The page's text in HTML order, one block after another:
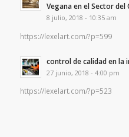
Vegana en el Sector del
8 julio, 2018 - 10:35 am
https://lexelart.com/?p=599
control de calidad en la
27 junio, 2018 - 4:00 pm
https://lexelart.com/?p=523